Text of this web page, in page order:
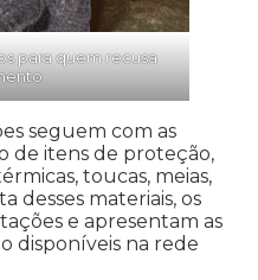
para quem recusa
seguem com as
de itens de proteção,
toucas, meias,
desses materiais, os
e apresentam as
disponíveis na rede